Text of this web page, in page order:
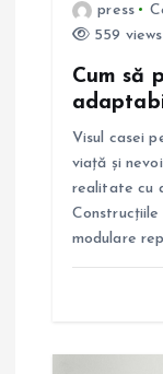
press
559 views
Cum să
Visul casei
viață și
realitate cu
modulare